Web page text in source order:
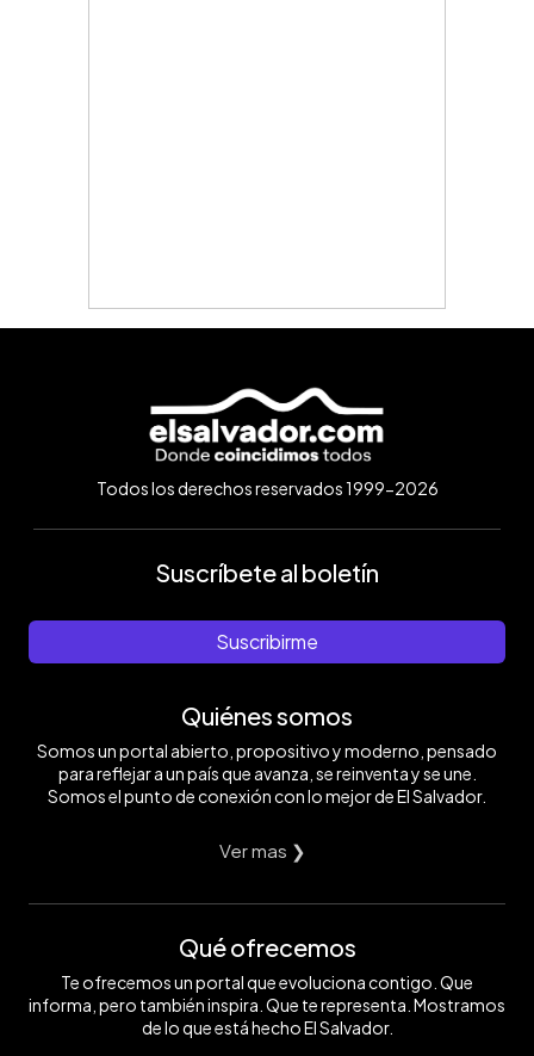
Todos los derechos reservados 1999-2026
Suscríbete al boletín
Suscribirme
Quiénes somos
Somos un portal abierto, propositivo y moderno, pensado
para reflejar a un país que avanza, se reinventa y se une.
Somos el punto de conexión con lo mejor de El Salvador.
Ver mas ❯
Qué ofrecemos
Te ofrecemos un portal que evoluciona contigo. Que
informa, pero también inspira. Que te representa. Mostramos
de lo que está hecho El Salvador.